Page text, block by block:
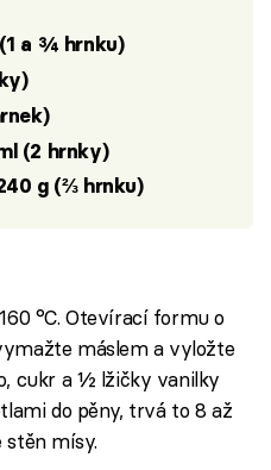
a ¾ hrnku)
(2 hrnky)
g (⅔ hrnku)
°C. Otevírací formu o
máslem a vyložte
cukr a ½ lžičky vanilky
do pěny, trvá to 8 až
stěn mísy.